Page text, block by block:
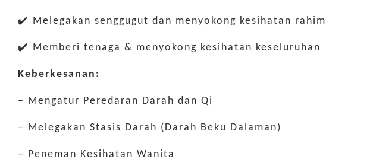
✔️ Melegakan senggugut dan menyokong kesihatan rahim
✔️ Memberi tenaga & menyokong kesihatan keseluruhan
Keberkesanan:
– Mengatur Peredaran Darah dan Qi
– Melegakan Stasis Darah (Darah Beku Dalaman)
– Peneman Kesihatan Wanita